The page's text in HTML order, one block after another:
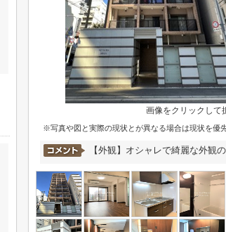
画像をクリックして
※写真や図と実際の現状とが異なる場合は現状を優
【外観】オシャレで綺麗な外観